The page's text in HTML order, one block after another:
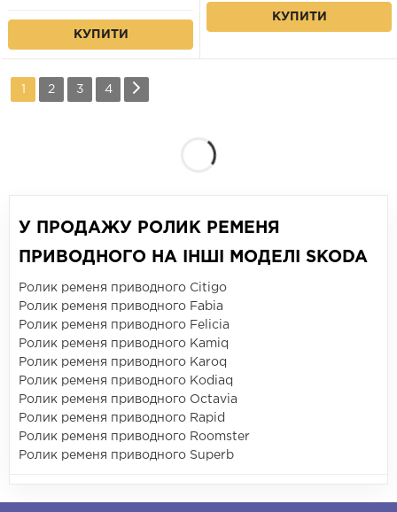
КУПИТИ
КУПИТИ
1 2 3 4
У ПРОДАЖУ РОЛИК РЕМЕНЯ
ПРИВОДНОГО НА ІНШІ МОДЕЛІ SKODA
Ролик ременя приводного Citigo
Ролик ременя приводного Fabia
Ролик ременя приводного Felicia
Ролик ременя приводного Kamiq
Ролик ременя приводного Karoq
Ролик ременя приводного Kodiaq
Ролик ременя приводного Octavia
Ролик ременя приводного Rapid
Ролик ременя приводного Roomster
Ролик ременя приводного Superb